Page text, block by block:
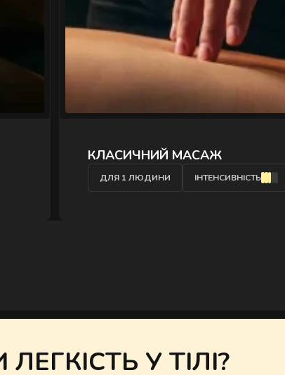
КЛАСИЧНИЙ МАСАЖ СПИНИ
ДЛЯ 1 ЛЮДИНИ ІНТЕНСИВНІСТЬ
У ТІЛІ?